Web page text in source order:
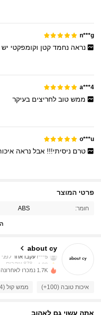
n***g
נראה נחמד קטן וקומפקטי יש
a***4
ממש טוב לחריצים בעיקר
o***u
טרם ניסיתי!!! אבל נראה
פרטי המוצר
חומר: ABS
about cy
r***5עקבו אחר
4.83
878 עוקבים
1.7K נמכרו לאחרונה
איכות טובה (100+) ממש קול (84)
אתה עשוי גם לאהוב